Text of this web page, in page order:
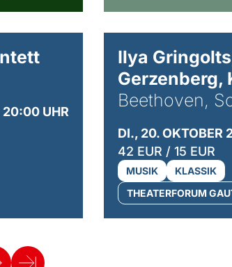
20:00 UHR
Ilya
Gerzenberg,
Beethoven,
DI., 20. OKTOBER
42 EUR / 15 EUR
MUSIK
KLASSIK
THEATERFORUM